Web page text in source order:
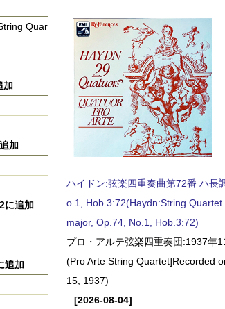
Quar
加
加
に追加
追加
ハイドン:弦楽四重奏曲第72番 ハ長
o.1, Hob.3:72(Haydn:String Quartet
major, Op.74, No.1, Hob.3:72)
プロ・アルテ弦楽四重奏団:1937年
(Pro Arte String Quartet]Recorded
15, 1937)
[2026-08-04]